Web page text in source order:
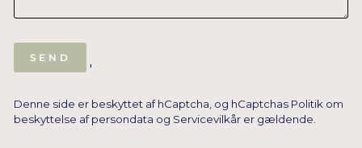
SEND
'
Denne side er beskyttet af hCaptcha, og hCaptchas Politik om
beskyttelse af persondata og Servicevilkår er gældende.